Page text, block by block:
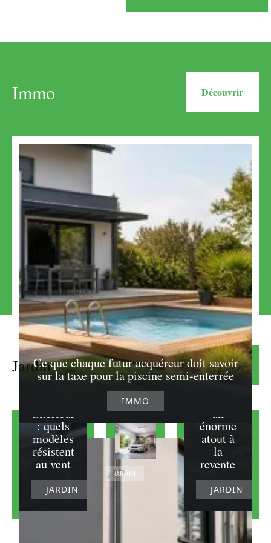
Immo Découvrir
Ce que chaque futur acquéreur doit savoir
sur la taxe pour la piscine semi-enterrée
IMMO
Jardin Lire la suite
extérieur
: quels
modèles
résistent
au vent
JARDIN
JARDIN
Terrain
clôturé :
un
énorme
atout à
la
revente
JARDIN